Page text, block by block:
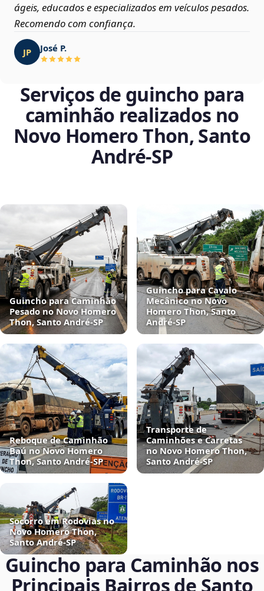
ágeis, educados e especializados em veículos pesados.
Recomendo com confiança.
JP José P.
Serviços de guincho para
caminhão realizados no
Novo Homero Thon, Santo
André‑SP
Guincho para Caminhão
Pesado no Novo Homero
Thon, Santo André‑SP
Guincho para Cavalo
Mecânico no Novo
Homero Thon, Santo
André‑SP
Reboque de Caminhão
Baú no Novo Homero
Thon, Santo André‑SP
Transporte de
Caminhões e Carretas
no Novo Homero Thon,
Santo André‑SP
Socorro em Rodovias no
Novo Homero Thon,
Santo André‑SP
Guincho para Caminhão nos
Principais Bairros de Santo